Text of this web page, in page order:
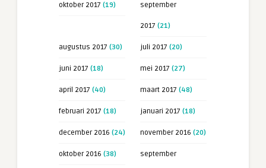
oktober 2017 (19) september
2017 (21)
augustus 2017 (30) juli 2017 (20)
juni 2017 (18) mei 2017 (27)
april 2017 (40) maart 2017 (48)
februari 2017 (18) januari 2017 (18)
december 2016 (24) november 2016 (20)
oktober 2016 (38) september